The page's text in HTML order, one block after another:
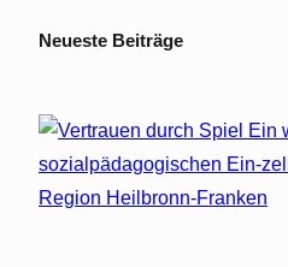
Neueste Beiträge